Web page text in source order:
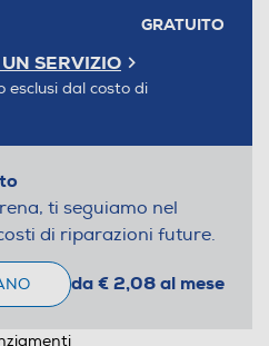
GRATUITO
SERVIZIO
esclusi dal costo di
ti seguiamo nel
di riparazioni future.
da € 2,08 al mese